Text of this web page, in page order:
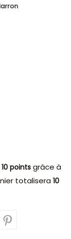
10 points grâce à
totalisera 10